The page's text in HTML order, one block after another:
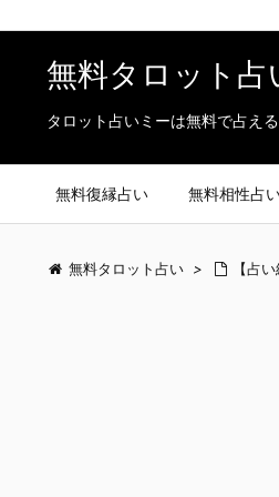
無料タロット
タロット占いミーは無料で占え
無料復縁占い 無料相性占
無料タロット占い > 【占